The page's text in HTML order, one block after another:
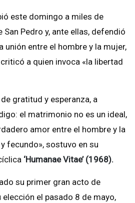
este domingo a miles de
Pedro y, ante ellas, defendió
entre el hombre y la mujer,
a quien invoca «la libertad
gratitud y esperanza, a
el matrimonio no es un ideal,
amor entre el hombre y la
fecundo», sostuvo en su
‘Humanae Vitae’ (1968).
su primer gran acto de
elección el pasado 8 de mayo,